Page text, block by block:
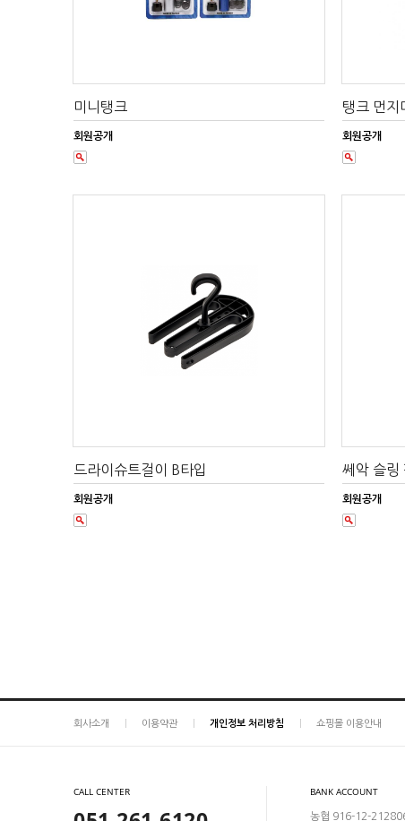
미니탱크
회원공개
탱크 먼지
회원공개
드라이슈트걸이 B타입
회원공개
쎄악 슬링
회원공개
회사소개 이용약관 개인정보 처리방침 쇼핑몰 이용안내
CALL CENTER BANK ACCOUNT
농협 916-12-